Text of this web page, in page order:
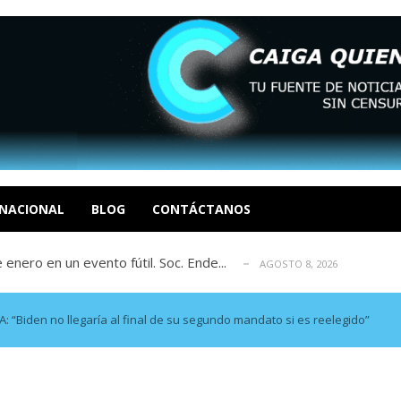
BLOG CONTÁCTANOS
R AGOSTO 8, 2026
Realpolitik y el Desmante... AGOSTO 8, 2026
García AGOSTO 7, 2026
en un evento fútil. Soc. Ende...
Luis Centeno S AGOSTO 8, 2026
R AGOSTO 8, 2026
Realpolitik y el Desmante... AGOSTO 8, 2026
García AGOSTO 7, 2026
en un evento fútil. Soc. Ende...
Luis Centeno S
“Biden no llegaría al final de su segundo mandato si es reelegido”